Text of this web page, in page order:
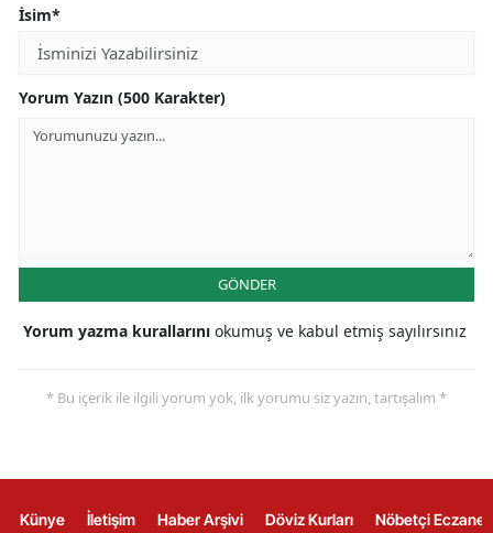
İsim*
Yorum Yazın (500 Karakter)
GÖNDER
Yorum yazma kurallarını okumuş ve kabul etmiş sayılırsınız
* Bu içerik ile ilgili yorum yok, ilk yorumu siz yazın, tartışalım *
Künye İletişim Haber Arşivi Döviz Kurları Nöbetçi